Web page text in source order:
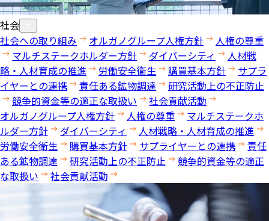
社会
社会への取り組み
オルガノグループ人権方針
人権の尊重
マルチステークホルダー方針
ダイバーシティ
人材戦
略・人材育成の推進
労働安全衛生 購買基本方針
サプラ
イヤーとの連携
責任ある鉱物調達
研究活動上の不正防止
競争的資金等の適正な取扱い
社会貢献活動
オルガノグループ人権方針
人権の尊重
マルチステークホ
ルダー方針
ダイバーシティ
人材戦略・人材育成の推進
労働安全衛生
購買基本方針 サプライヤーとの連携
責任
ある鉱物調達
研究活動上の不正防止
競争的資金等の適正
な取扱い
社会貢献活動